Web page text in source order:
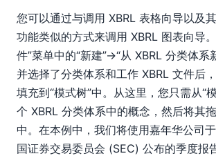
您可以通过与调用 XBRL 表格向导以及
功能类似的方式来调用 XBRL 图表向导
件”菜单中的“新建”->“从 XBRL 分类体系
并选择了分类体系和工作 XBRL 文件后
填充到“模式树”中。从这里，您只需从“
个 XBRL 分类体系中的概念，然后将其
中。在本例中，我们将使用嘉年华公司
国证券交易委员会 (SEC) 公布的季度报